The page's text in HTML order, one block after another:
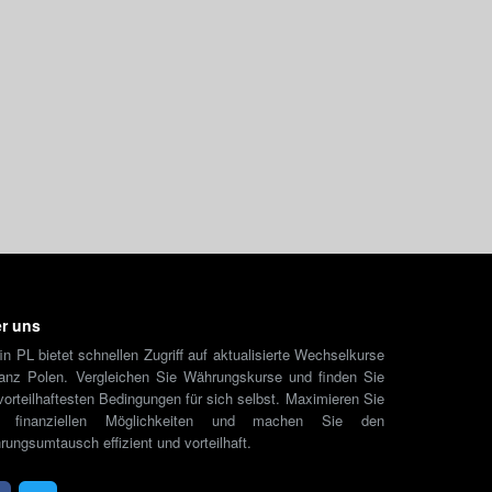
uns
PL bietet schnellen Zugriff auf aktualisierte Wechselkurse
Polen. Vergleichen Sie Währungskurse und finden Sie
Bedingungen für sich selbst. Maximieren Sie
finanziellen Möglichkeiten und machen Sie den
effizient und vorteilhaft.